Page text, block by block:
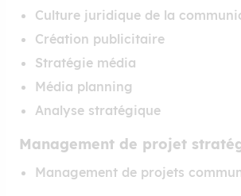
Culture juridique de la
Création publicitaire
Stratégie média
Média planning
Analyse stratégique
Management de projet
Management de projets